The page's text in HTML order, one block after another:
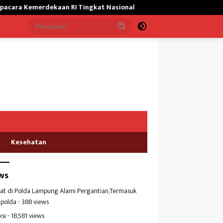
Nasional Satgas Yonif 645/GTY Giat Bantu
Kesehatan
di Polda Lampung Alami Pergantian,Termasuk
- 388 views
- 18,581 views